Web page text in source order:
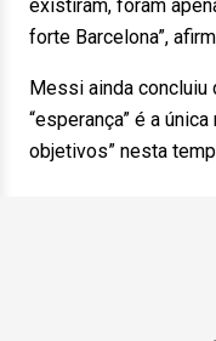
existiram, foram
forte Barcelona”,
Messi ainda concluiu
“esperança” é a
objetivos” nesta